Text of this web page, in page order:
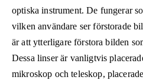
optiska instrument. De fungerar
vilken användare ser förstorade
är att ytterligare förstora bilden
Dessa linser är vanligtvis
mikroskop och teleskop,